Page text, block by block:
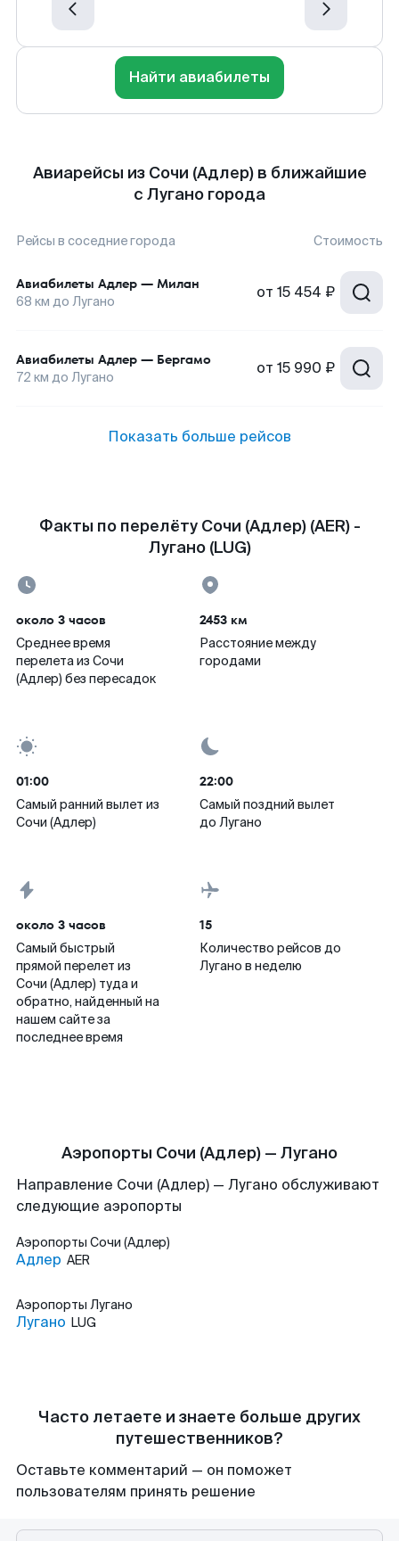
Найти авиабилеты
Авиарейсы из Сочи (Адлер) в ближайшие
с Лугано города
Рейсы в соседние города Стоимость
Авиабилеты Адлер — Милан
68 км до Лугано от 15 454 ₽
Авиабилеты Адлер — Бергамо
72 км до Лугано от 15 990 ₽
Показать больше рейсов
Факты по перелёту Сочи (Адлер) (AER) -
Лугано (LUG)
около 3 часов
Среднее время
перелета из Сочи
(Адлер) без пересадок
2453 км
Расстояние между
городами
01:00
Самый ранний вылет из
Сочи (Адлер)
22:00
Самый поздний вылет
до Лугано
около 3 часов
Самый быстрый
прямой перелет из
Сочи (Адлер) туда и
обратно, найденный на
нашем сайте за
последнее время
15
Количество рейсов до
Лугано в неделю
Аэропорты Сочи (Адлер) — Лугано
Направление Сочи (Адлер) — Лугано обслуживают
следующие аэропорты
Аэропорты Сочи (Адлер)
Адлер AER
Аэропорты Лугано
Лугано LUG
Часто летаете и знаете больше других
путешественников?
Оставьте комментарий — он поможет
пользователям принять решение